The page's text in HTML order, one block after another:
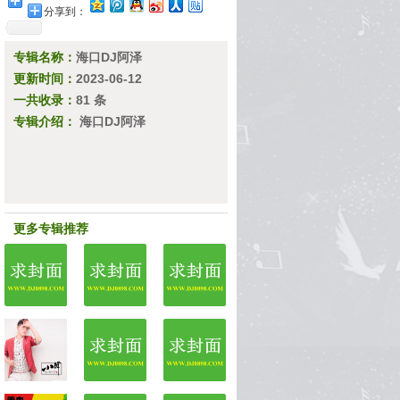
分享到：
专辑名称： 海口DJ阿泽
更新时间： 2023-06-12
一共收录： 81 条
专辑介绍： 海口DJ阿泽
更多专辑推荐